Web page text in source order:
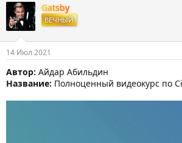
т
о
р
м
ы
т
а
н
а
л
а
Gatsby
ВЕЧНЫЙ
14 Июл 2021
Автор: Айдар Абильдин
Название: Полноценный видеокурс по